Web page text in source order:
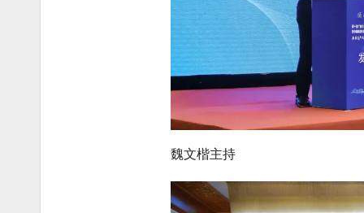
魏文楷主持